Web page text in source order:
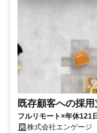
既存顧客への採
フルリモート×年休121
株式会社エンゲージ